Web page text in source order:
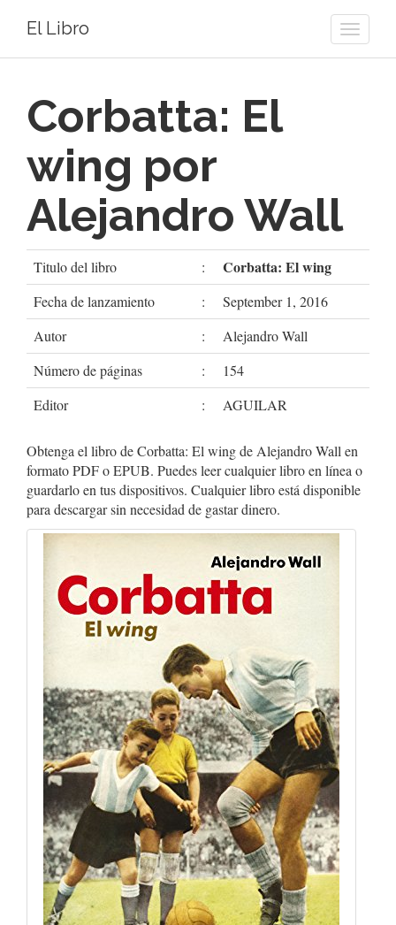
Toggle
El Libro
Corbatta: El
wing por
Alejandro Wall
Titulo del libro : Corbatta: El wing
Fecha de lanzamiento :
September 1, 2016
Autor
:
Alejandro Wall
Número de páginas
:
154
Editor
: AGUILAR
Obtenga el libro de Corbatta: El wing de Alejandro Wall en
formato PDF o EPUB. Puedes leer cualquier libro en línea o
guardarlo en tus dispositivos. Cualquier libro está disponible
para descargar sin necesidad de gastar dinero.